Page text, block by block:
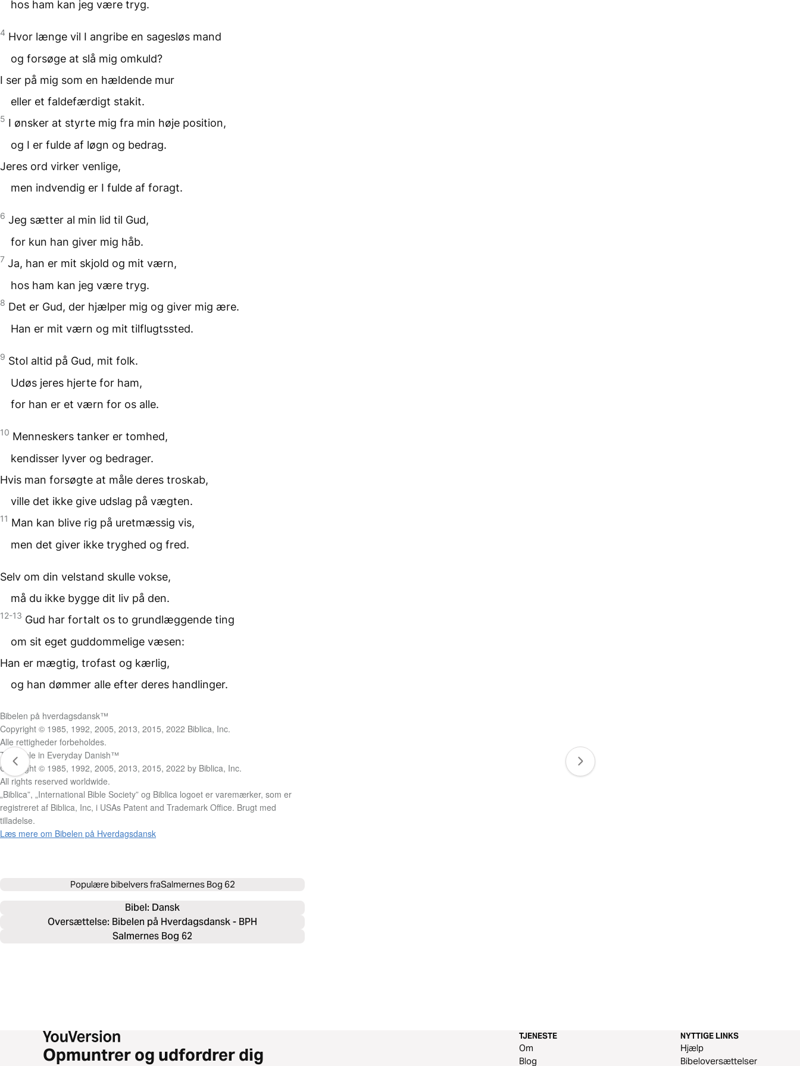
hos ham kan jeg være tryg.
4 Hvor længe vil I angribe en sagesløs mand
og forsøge at slå mig omkuld?
I ser på mig som en hældende mur
eller et faldefærdigt stakit.
5 I ønsker at styrte mig fra min høje position,
og I er fulde af løgn og bedrag.
Jeres ord virker venlige,
men indvendig er I fulde af foragt.
6 Jeg sætter al min lid til Gud,
for kun han giver mig håb.
7 Ja, han er mit skjold og mit værn,
hos ham kan jeg være tryg.
8 Det er Gud, der hjælper mig og giver mig ære.
Han er mit værn og mit tilflugtssted.
9 Stol altid på Gud, mit folk.
Udøs jeres hjerte for ham,
for han er et værn for os alle.
10 Menneskers tanker er tomhed,
kendisser lyver og bedrager.
Hvis man forsøgte at måle deres troskab,
ville det ikke give udslag på vægten.
11 Man kan blive rig på uretmæssig vis,
men det giver ikke tryghed og fred.
Selv om din velstand skulle vokse,
må du ikke bygge dit liv på den.
12-13 Gud har fortalt os to grundlæggende ting
om sit eget guddommelige væsen:
Han er mægtig, trofast og kærlig,
og han dømmer alle efter deres handlinger.
Bibelen på hverdagsdansk™
Copyright © 1985, 1992, 2005, 2013, 2015, 2022 Biblica, Inc.
Alle rettigheder forbeholdes.
The Bible in Everyday Danish™
Copyright © 1985, 1992, 2005, 2013, 2015, 2022 by Biblica, Inc.
All rights reserved worldwide.
„Biblica”, „International Bible Society” og Biblica logoet er varemærker, som er
registreret af Biblica, Inc, i USAs Patent and Trademark Office. Brugt med
tilladelse.
Læs mere om Bibelen på Hverdagsdansk
Populære bibelvers fraSalmernes Bog 62
Bibel: Dansk
Oversættelse: Bibelen på Hverdagsdansk - BPH
Salmernes Bog 62
Opmuntrer og udfordrer dig
TJENESTE
Om
Blog
NYTTIGE LINKS
Hjælp
Bibeloversættelser